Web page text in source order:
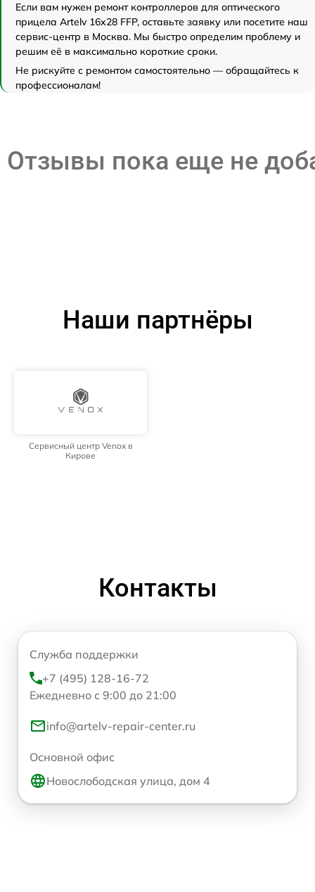
Если вам нужен ремонт контроллеров для оптического
прицела Artelv 16x28 FFP, оставьте заявку или посетите наш
сервис-центр в Москва. Мы быстро определим проблему и
решим её в максимально короткие сроки.
Не рискуйте с ремонтом самостоятельно — обращайтесь к
профессионалам!
Отзывы пока еще не
Наши партнёры
Сервисный центр Venox в
Кирове
Контакты
Служба поддержки
+7 (495) 128-16-72
Ежедневно с 9:00 до 21:00
info@artelv-repair-center.ru
Основной офис
Новослободская улица, дом 4